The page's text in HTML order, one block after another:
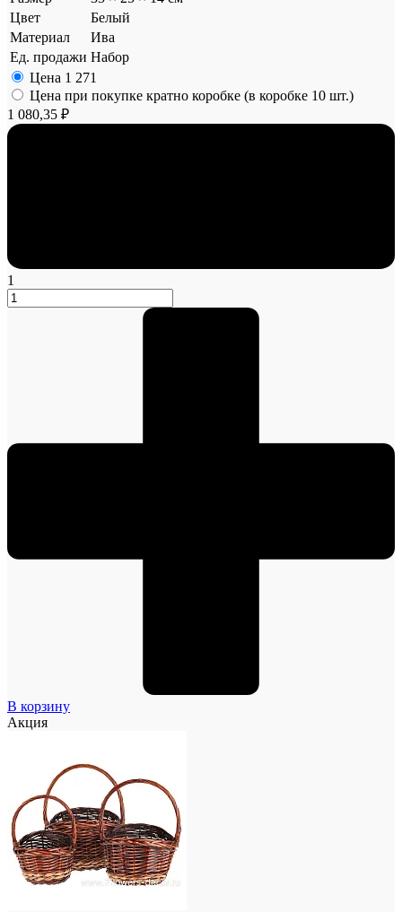
Цвет
Белый
Материал
Ива
Ед. продажи Набор
Цена 1 271
Цена при покупке кратно коробке (в коробке 10 шт.)
1 080,35 ₽
1
В корзину
Акция